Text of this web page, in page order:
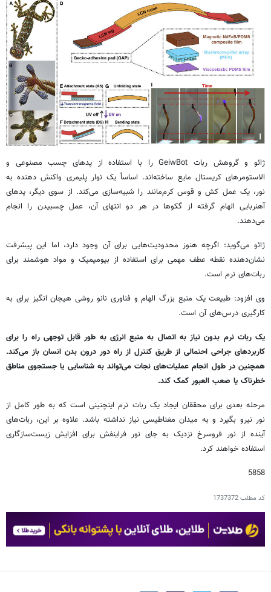
ژائو و گروهش ربات GeiwBot را با استفاده از پدهای چسب مصنوعی و
الاستومرهای کریستال مایع ساخته‌اند. اساساً یک نوار پلیمری واکنش دهنده به
نور، یک عمل کش و قوس کرم‌مانند را شبیه‌سازی می‌کند. از سوی دیگر، پدهای
آهنربایی الهام گرفته از گکوها در هر دو انتهای آن، عمل چسبیدن را انجام
می‌دهند.
ژائو می‌گوید: اگرچه هنوز محدودیت‌هایی برای آن وجود دارد، اما این پیشرفت
نشان‌دهنده نقطه عطف مهمی برای استفاده از بیومیمیک و مواد هوشمند برای
ربات‌های نرم است.
وی افزود: طبیعت یک منبع بزرگ الهام و فناوری نانو روشی هیجان انگیز برای به
کارگیری درس‌های آن است.
یک ربات نرم بدون نیاز به اتصال به منبع انرژی به طور قابل توجهی راه را برای
کاربردهای جراحی احتمالی از طریق کنترل از راه دور درون بدن انسان باز می‌کند.
همچنین در طول انجام عملیات‌های نجات می‌تواند به شناسایی یا جستجوی مناطق
خطرناک یا صعب العبور کمک کند.
مرحله بعدی برای محققان ایجاد یک ربات نرم اینچنینی است که به طور کامل از
نور نیرو بگیرد و به میدان مغناطیسی نیاز نداشته باشد. علاوه بر این، ربات‌های
آینده از نور فروسرخ نزدیک به جای نور فراینفش برای افزایش زیست‌سازگاری
استفاده خواهند کرد.
5858
کد مطلب1737372